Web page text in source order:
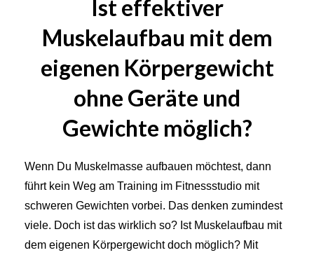
Ist effektiver
Muskelaufbau mit dem
eigenen Körpergewicht
ohne Geräte und
Gewichte möglich?
Wenn Du Muskelmasse aufbauen möchtest, dann
führt kein Weg am Training im Fitnessstudio mit
schweren Gewichten vorbei. Das denken zumindest
viele. Doch ist das wirklich so? Ist Muskelaufbau mit
dem eigenen Körpergewicht doch möglich? Mit